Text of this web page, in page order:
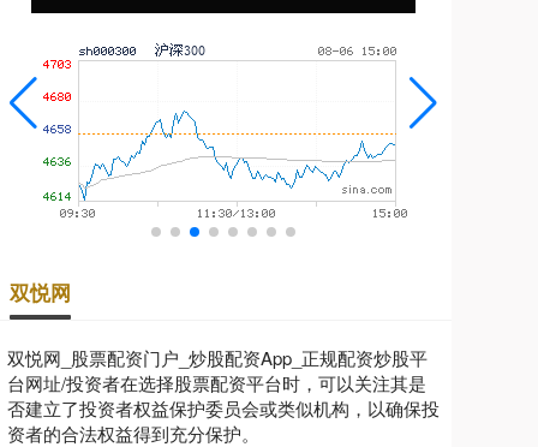
双悦网
双悦网_股票配资门户_炒股配资App_正规配资炒股平
台网址/投资者在选择股票配资平台时，可以关注其是
否建立了投资者权益保护委员会或类似机构，以确保投
资者的合法权益得到充分保护。